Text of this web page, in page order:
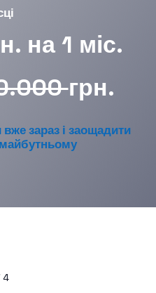
на 1 міс.
грн.
зараз і заощадити
майбутньому
4